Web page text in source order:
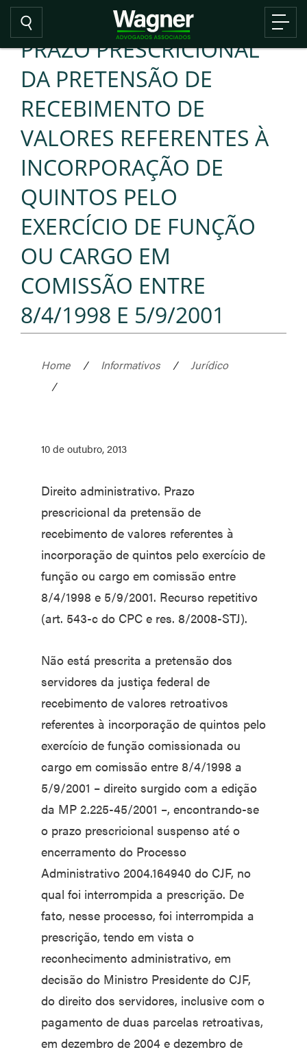
PRAZO PRESCRICIONAL
DA PRETENSÃO DE
RECEBIMENTO DE
VALORES REFERENTES À
INCORPORAÇÃO DE
QUINTOS PELO
EXERCÍCIO DE FUNÇÃO
OU CARGO EM
COMISSÃO ENTRE
8/4/1998 E 5/9/2001
Home / Informativos /
Jurídico
/
10 de outubro, 2013
Direito administrativo. Prazo
prescricional da pretensão de
recebimento de valores referentes à
incorporação de quintos pelo exercício de
função ou cargo em comissão entre
8/4/1998 e 5/9/2001. Recurso repetitivo
(art. 543-c do CPC e res. 8/2008-STJ).
Não está prescrita a pretensão dos
servidores da justiça federal de
recebimento de valores retroativos
referentes à incorporação de quintos pelo
exercício de função comissionada ou
cargo em comissão entre 8/4/1998 a
5/9/2001 – direito surgido com a edição
da MP 2.225-45/2001 –, encontrando-se
o prazo prescricional suspenso até o
encerramento do Processo
Administrativo 2004.164940 do CJF, no
qual foi interrompida a prescrição. De
fato, nesse processo, foi interrompida a
prescrição, tendo em vista o
reconhecimento administrativo, em
decisão do Ministro Presidente do CJF,
do direito dos servidores, inclusive com o
pagamento de duas parcelas retroativas,
em dezembro de 2004 e dezembro de